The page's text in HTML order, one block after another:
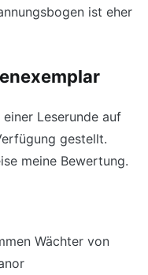
ist eher
Leserunde auf
gestellt.
meine Bewertung.
Wächter von